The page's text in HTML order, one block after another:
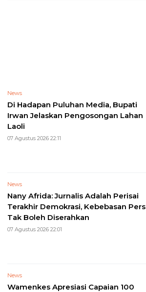
News
Di Hadapan Puluhan Media, Bupati
Irwan Jelaskan Pengosongan Lahan
Laoli
07 Agustus 2026 22:11
News
Nany Afrida: Jurnalis Adalah Perisai
Terakhir Demokrasi, Kebebasan Pers
Tak Boleh Diserahkan
07 Agustus 2026 22:01
News
Wamenkes Apresiasi Capaian 100